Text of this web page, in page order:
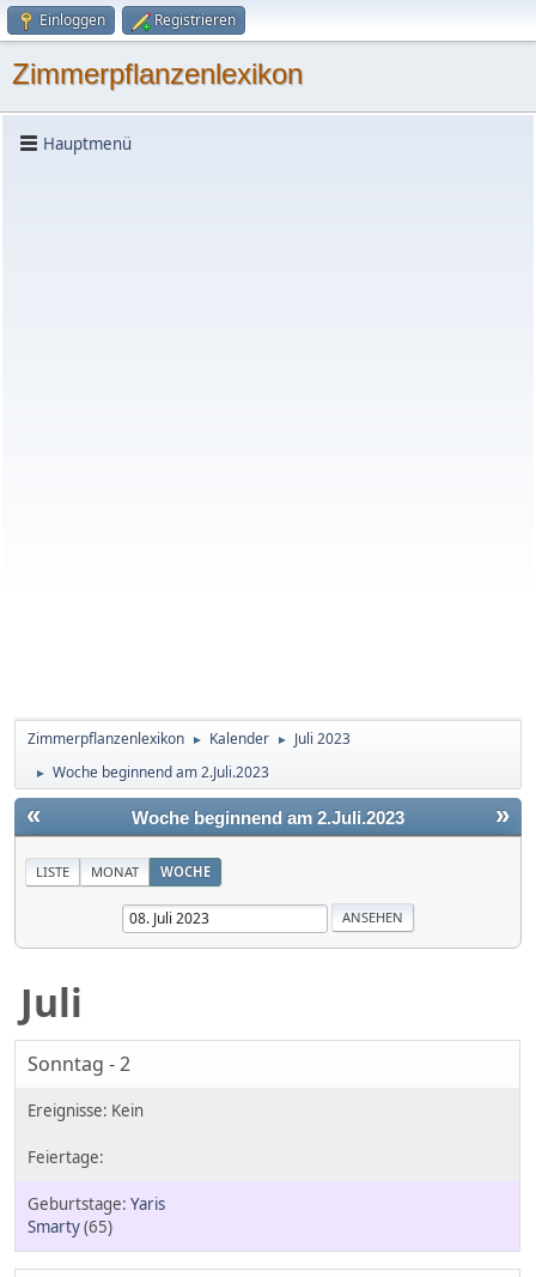
Einloggen Registrieren
Zimmerpflanzenlexikon
Hauptmenü
Zimmerpflanzenlexikon ► Kalender ► Juli 2023
► Woche beginnend am 2.Juli.2023
« »
Woche beginnend am 2.Juli.2023
LISTE MONAT WOCHE
Juli
Sonntag - 2
Yaris
Smarty(65)